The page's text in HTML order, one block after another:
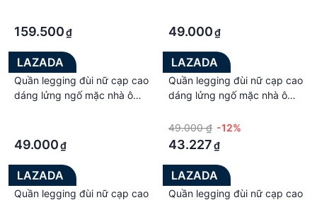
159.500₫ 49.000₫
LAZADA
Quần legging đùi nữ cạp cao
dáng lửng ngố mặc nhà ôm
49.000₫
LAZADA
Quần legging đùi nữ cạp cao
dáng lửng ngố mặc nhà ôm
dày đẹp
49.000 ₫ -12%
43.227₫
LAZADA
Quần legging đùi nữ cạp cao
LAZADA
Quần legging đùi nữ cạp cao